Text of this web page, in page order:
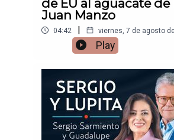
de EU al aguacate
Juan Manzo
04:42 | viernes, 7 de agosto
Play